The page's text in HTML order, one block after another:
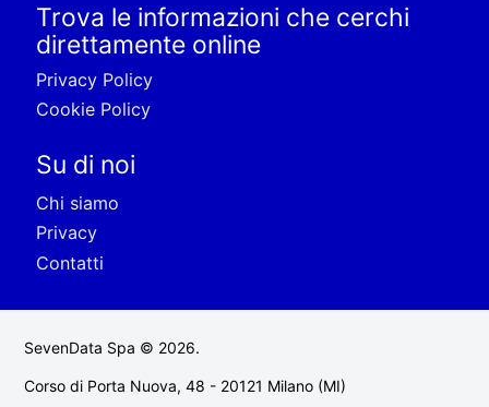
Trova le informazioni che cerchi
direttamente online
Privacy Policy
Cookie Policy
Su di noi
Chi siamo
Privacy
Contatti
SevenData Spa © 2026.
Corso di Porta Nuova, 48 - 20121 Milano (MI)